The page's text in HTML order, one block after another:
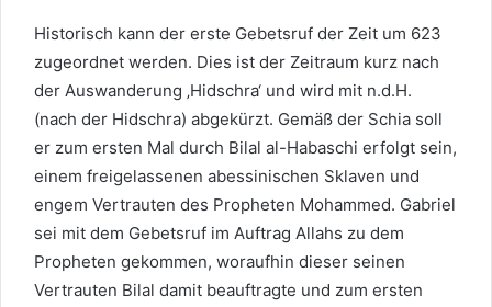
Historisch kann der erste Gebetsruf der Zeit um 623
zugeordnet werden. Dies ist der Zeitraum kurz nach
der Auswanderung ‚Hidschra‘ und wird mit n.d.H.
(nach der Hidschra) abgekürzt. Gemäß der Schia soll
er zum ersten Mal durch Bilal al-Habaschi erfolgt sein,
einem freigelassenen abessinischen Sklaven und
engem Vertrauten des Propheten Mohammed. Gabriel
sei mit dem Gebetsruf im Auftrag Allahs zu dem
Propheten gekommen, woraufhin dieser seinen
Vertrauten Bilal damit beauftragte und zum ersten